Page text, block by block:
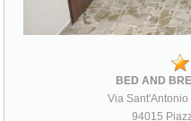
Via
94015